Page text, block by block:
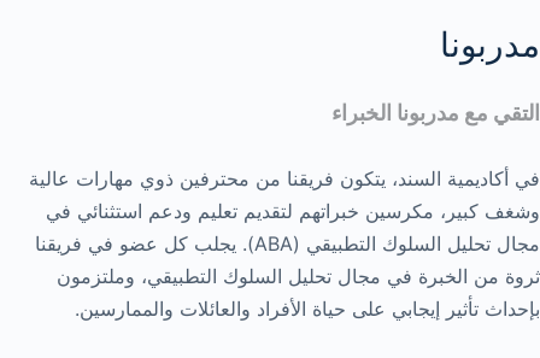
مدربونا
التقي مع مدربونا الخبراء
في أكاديمية السند، يتكون فريقنا من محترفين ذوي مهارات عالية
وشغف كبير، مكرسين خبراتهم لتقديم تعليم ودعم استثنائي في
مجال تحليل السلوك التطبيقي (ABA). يجلب كل عضو في فريقنا
ثروة من الخبرة في مجال تحليل السلوك التطبيقي، وملتزمون
بإحداث تأثير إيجابي على حياة الأفراد والعائلات والممارسين.